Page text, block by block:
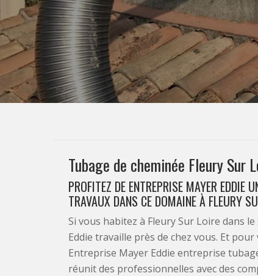
Tubage de cheminée Fleury
PROFITEZ DE ENTREPRISE MAYER EDDIE
TRAVAUX DANS CE DOMAINE À FLEURY
Si vous habitez à Fleury Sur Loire dans
Eddie travaille près de chez vous. Et
Entreprise Mayer Eddie entreprise
réunit des professionnelles avec des